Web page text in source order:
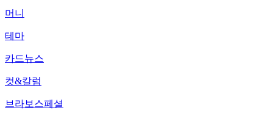
머니
테마
카드뉴스
컷&칼럼
브라보스페셜